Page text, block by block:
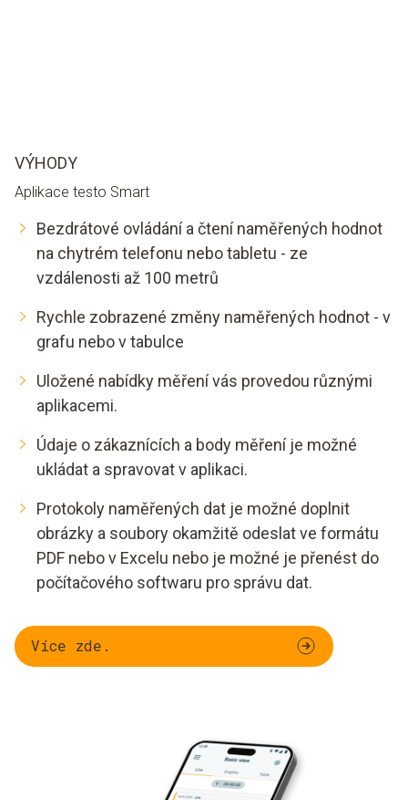
VÝHODY
Aplikace testo Smart
Bezdrátové ovládání a čtení naměřených hodnot
na chytrém telefonu nebo tabletu - ze
vzdálenosti až 100 metrů
Rychle zobrazené změny naměřených hodnot - v
grafu nebo v tabulce
Uložené nabídky měření vás provedou různými
aplikacemi.
Údaje o zákaznících a body měření je možné
ukládat a spravovat v aplikaci.
Protokoly naměřených dat je možné doplnit
obrázky a soubory okamžitě odeslat ve formátu
PDF nebo v Excelu nebo je možné je přenést do
počítačového softwaru pro správu dat.
Více zde.